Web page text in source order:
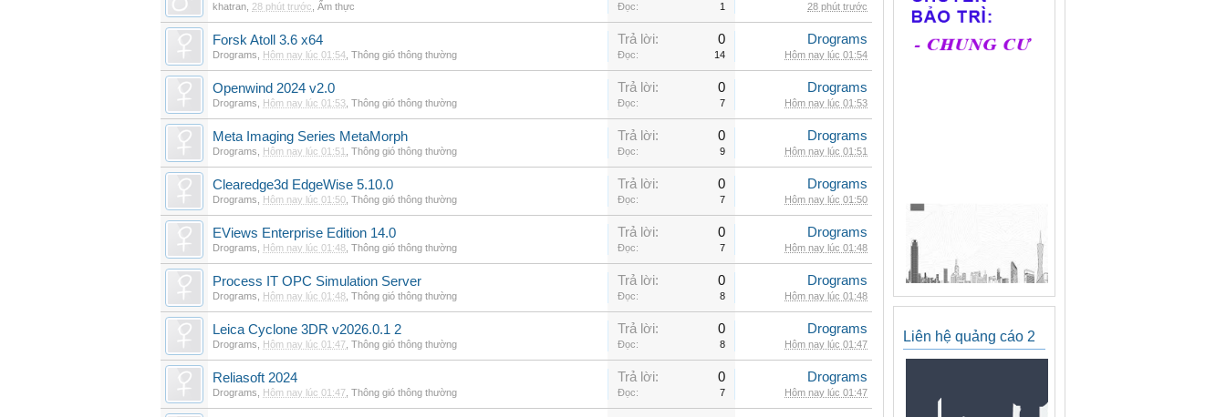
khatran 28 phút trước Ẩm thực Đọc: 1 28 phút trước
Forsk Atoll 3.6 x64
Drograms Hôm nay lúc 01:54 Thông gió thông thường
Trả lời: 0
Đọc: 14
Drograms
Hôm nay lúc 01:54
Openwind 2024 v2.0
Drograms Hôm nay lúc 01:53 Thông gió thông thường
Trả lời: 0
Đọc: 7
Drograms
Hôm nay lúc 01:53
Meta Imaging Series MetaMorph
Drograms Hôm nay lúc 01:51 Thông gió thông thường
Trả lời: 0
Đọc: 9
Drograms
Hôm nay lúc 01:51
Clearedge3d EdgeWise 5.10.0
Drograms Hôm nay lúc 01:50 Thông gió thông thường
Trả lời: 0
Đọc: 7
Drograms
Hôm nay lúc 01:50
EViews Enterprise Edition 14.0
Drograms Hôm nay lúc 01:48 Thông gió thông thường
Trả lời: 0
Đọc: 7
Drograms
Hôm nay lúc 01:48
Process IT OPC Simulation Server
Drograms Hôm nay lúc 01:48 Thông gió thông thường
Trả lời: 0
Đọc: 8
Drograms
Hôm nay lúc 01:48
Leica Cyclone 3DR v2026.0.1 2
Drograms Hôm nay lúc 01:47 Thông gió thông thường
Trả lời: 0
Đọc: 8
Drograms
Hôm nay lúc 01:47
Reliasoft 2024
Drograms Hôm nay lúc 01:47 Thông gió thông thường
Trả lời: 0
Đọc: 7
Drograms
Hôm nay lúc 01:47
Liên hệ quảng cáo 2